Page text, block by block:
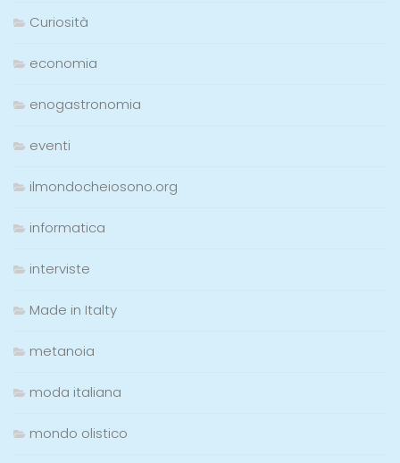
Curiosità
economia
enogastronomia
eventi
ilmondocheiosono.org
informatica
interviste
Made in Italty
metanoia
moda italiana
mondo olistico